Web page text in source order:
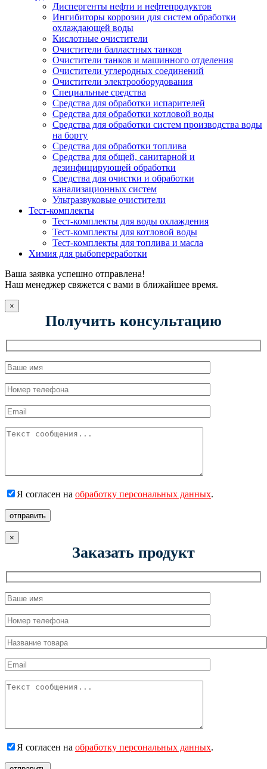
Диспергенты нефти и нефтепродуктов
Ингибиторы коррозии для систем обработки
охлаждающей воды
Кислотные очистители
Очистители балластных танков
Очистители танков и машинного отделения
Очистители углеродных соединений
Очистители электрооборудования
Специальные средства
Средства для обработки испарителей
Средства для обработки котловой воды
Средства для обработки систем производства воды
на борту
Средства для обработки топлива
Средства для общей, санитарной и
дезинфицирующей обработки
Средства для очистки и обработки
канализационных систем
Ультразвуковые очистители
Тест-комплекты
Тест-комплекты для воды охлаждения
Тест-комплекты для котловой воды
Тест-комплекты для топлива и масла
Химия для рыбопереработки
Ваша заявка успешно отправлена!
Наш менеджер свяжется с вами в ближайшее время.
×
Получить консультацию
Я согласен на обработку персональных данных.
отправить
×
Заказать продукт
Я согласен на обработку персональных данных.